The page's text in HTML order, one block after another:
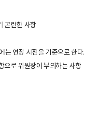
곤란한 사항
는 연장 시점을 기준으로 한다.
으로 위원장이 부의하는 사항